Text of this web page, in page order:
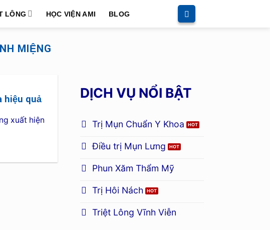
LÔNG HỌC VIỆN AMI BLOG
MIỆNG
hiệu quả
xuất hiện
DỊCH VỤ NỔI BẬT
Trị Mụn Chuẩn Y Khoa
Điều trị Mụn Lưng
Phun Xăm Thẩm Mỹ
Trị Hôi Nách
Triệt Lông Vĩnh Viễn